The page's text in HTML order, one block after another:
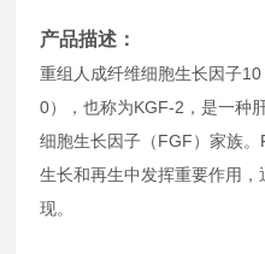
产品描述：
重组人成纤维细胞生长因子
0），也称为KGF-2，是一种
细胞生长因子（FGF）家族
生长和再生中发挥重要作用
现。